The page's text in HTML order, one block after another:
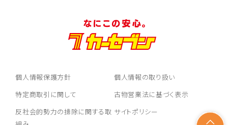
個人情報保護方針
個人情報の取り扱い
特定商取引に関して
古物営業法に基づく表示
反社会的勢力の排除に関する取 サイトポリシー